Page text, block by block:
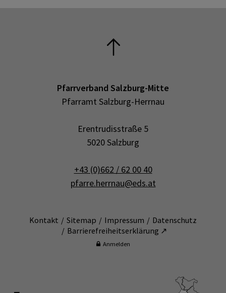
Pfarrverband Salzburg-Mitte
Pfarramt Salzburg-Herrnau
Erentrudisstraße 5
5020 Salzburg
+43 (0)662 / 62 00 40
pfarre.herrnau@eds.at
Kontakt Sitemap Impressum
Datenschutz
Barrierefreiheitserklärung ↗
Anmelden